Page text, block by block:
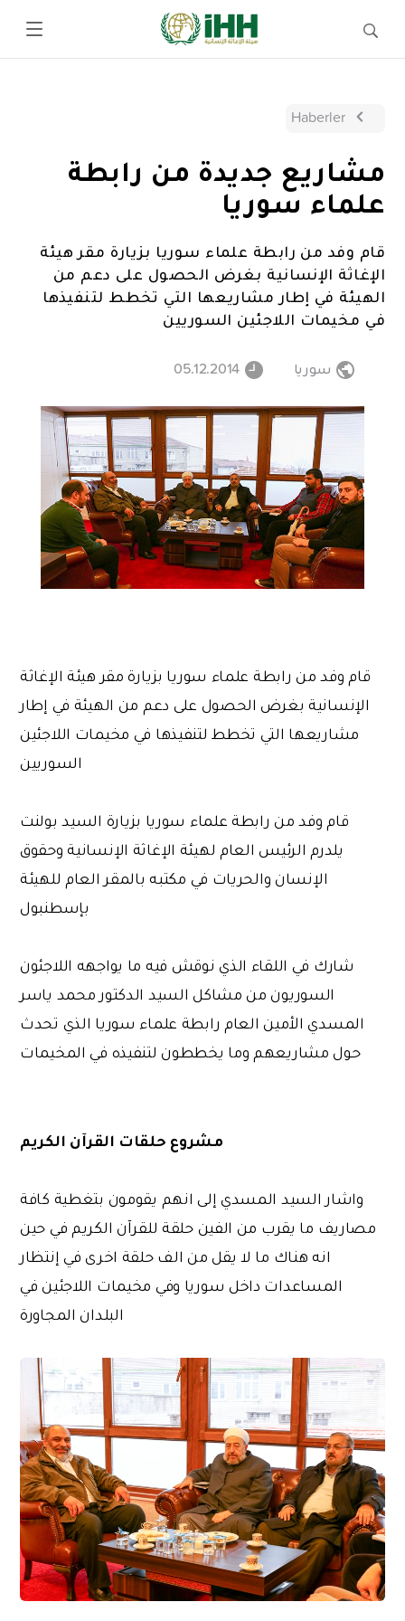
Haberler
مشاريع جديدة من رابطة
علماء سوريا
قام وفد من رابطة علماء سوريا بزيارة مقر هيئة
الإغاثة الإنسانية بغرض الحصول على دعم من
الهيئة في إطار مشاريعها التي تخطط لتنفيذها
في مخيمات اللاجئين السوريين
سوريا 05.12.2014
قام وفد من رابطة علماء سوريا بزيارة مقر هيئة الإغاثة
الإنسانية بغرض الحصول على دعم من الهيئة في إطار
مشاريعها التي تخطط لتنفيذها في مخيمات اللاجئين
السوريين
قام وفد من رابطة علماء سوريا بزيارة السيد بولنت
يلدرم الرئيس العام لهيئة الإغاثة الإنسانية وحقوق
الإنسان والحريات في مكتبه بالمقر العام للهيئة
بإسطنبول
شارك في اللقاء الذي نوقش فيه ما يواجهه اللاجئون
السوريون من مشاكل السيد الدكتور محمد ياسر
المسدي الأمين العام رابطة علماء سوريا الذي تحدث
حول مشاريعهم وما يخططون لتنفيذه في المخيمات
مشروع حلقات القرآن الكريم
واشار السيد المسدي إلى انهم يقومون بتغطية كافة
مصاريف ما يقرب من الفين حلقة للقرآن الكريم في حين
انه هناك ما لا يقل من الف حلقة اخرى في إنتظار
المساعدات داخل سوريا وفي مخيمات اللاجئين في
البلدان المجاورة